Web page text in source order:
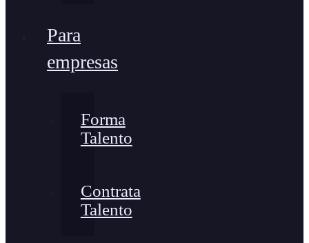
Para
empresas
Forma
Talento
Contrata
Talento